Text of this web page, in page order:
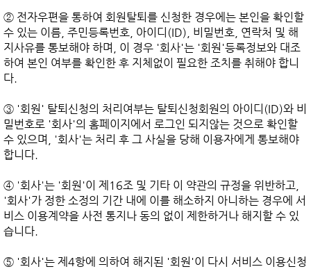
② 전자우편을 통하여 회원탈퇴를 신청한 경우에는 본인을 확인할
수 있는 이름, 주민등록번호, 아이디(ID), 비밀번호, 연락처 및 해
지사유를 통보해야 하며, 이 경우 '회사'는 '회원'등록정보와 대조
하여 본인 여부를 확인한 후 지체없이 필요한 조치를 취해야 합니
다.
③ '회원' 탈퇴신청의 처리여부는 탈퇴신청회원의 아이디(ID)와 비
밀번호로 '회사'의 홈페이지에서 로그인 되지않는 것으로 확인할
수 있으며, '회사'는 처리 후 그 사실을 당해 이용자에게 통보해야
합니다.
④ '회사'는 '회원'이 제16조 및 기타 이 약관의 규정을 위반하고,
'회사'가 정한 소정의 기간 내에 이를 해소하지 아니하는 경우에 서
비스 이용계약을 사전 통지나 동의 없이 제한하거나 해지할 수 있
습니다.
⑤ '회사'는 제4항에 의하여 해지된 '회원'이 다시 서비스 이용신청